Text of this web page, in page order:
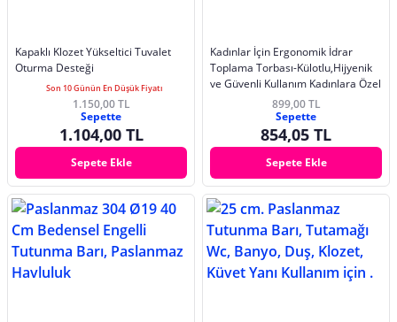
Kapaklı Klozet Yükseltici Tuvalet
Oturma Desteği
Son 10 Günün En Düşük Fiyatı
1.150,00 TL
Sepette
1.104,00 TL
Sepete Ekle
Kadınlar İçin Ergonomik İdrar
Toplama Torbası-Külotlu,Hijyenik
ve Güvenli Kullanım Kadınlara Özel
899,00 TL
Sepette
854,05 TL
Sepete Ekle